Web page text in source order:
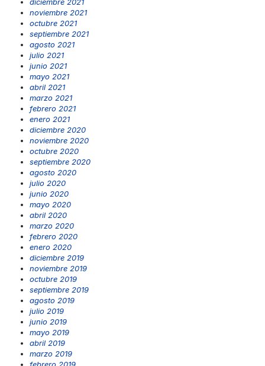
noviembre 2021
octubre 2021
septiembre 2021
agosto 2021
julio 2021
junio 2021
mayo 2021
abril 2021
marzo 2021
febrero 2021
enero 2021
diciembre 2020
noviembre 2020
octubre 2020
septiembre 2020
agosto 2020
julio 2020
junio 2020
mayo 2020
abril 2020
marzo 2020
febrero 2020
enero 2020
diciembre 2019
noviembre 2019
octubre 2019
septiembre 2019
agosto 2019
julio 2019
junio 2019
mayo 2019
abril 2019
marzo 2019